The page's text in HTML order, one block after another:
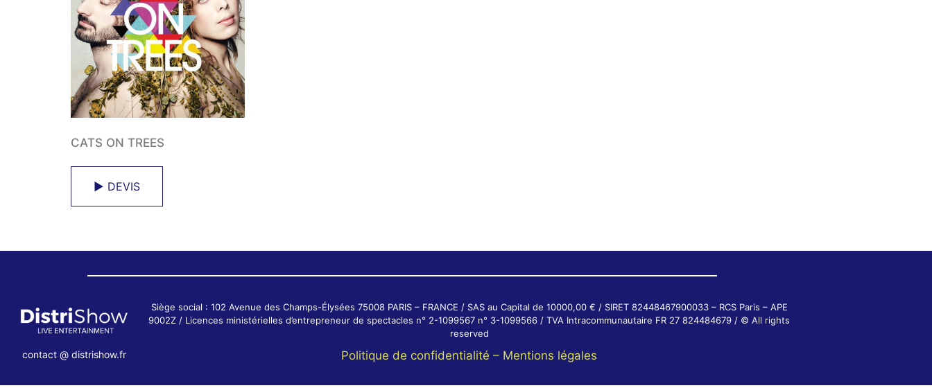
CATS ON TREES
► DEVIS
contact @ distrishow.fr
Siège social : 102 Avenue des Champs-Élysées 75008 PARIS – FRANCE / SAS au Capital de 10000,00 € / SIRET 82448467900033 – RCS Paris – APE
9002Z / Licences ministérielles d’entrepreneur de spectacles n° 2-1099567 n° 3-1099566 / TVA Intracommunautaire FR 27 824484679 / © All rights
reserved
Politique de confidentialité – Mentions légales